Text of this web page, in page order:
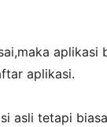
aplikasi
aplikasi.
asli tetapi